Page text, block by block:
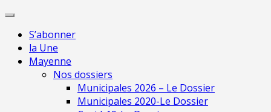
Skip
contentS’abonner
la Une
Mayenne
Nos dossiers
Municipales 2026 – Le Dossier
Municipales 2020-Le Dossier
indépendante en
Mayenne